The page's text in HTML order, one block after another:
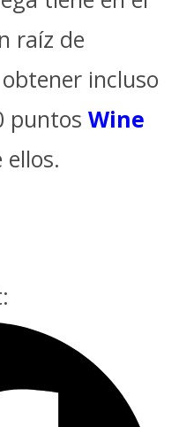
raíz de
incluso
puntos Wine
ellos.